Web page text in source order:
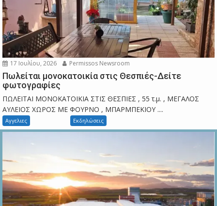
17 Ιουλίου, 2026 Permissos Newsroom
Πωλείται μονοκατοικία στις Θεσπιές-Δείτε
φωτογραφίες
ΠΩΛΕΙΤΑΙ ΜΟΝΟΚΑΤΟΙΚΙΑ ΣΤΙΣ ΘΕΣΠΙΕΣ , 55 τ.μ. , ΜΕΓΑΛΟΣ
ΑΥΛΕΙΟΣ ΧΩΡΟΣ ΜΕ ΦΟΥΡΝΟ , ΜΠΑΡΜΠΕΚΙΟΥ ....
Αγγελιες Εκδηλώσεις